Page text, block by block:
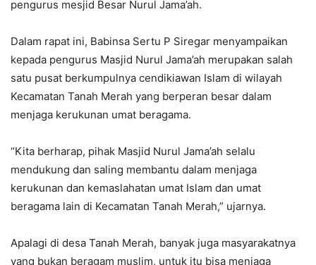
pengurus mesjid Besar Nurul Jama’ah.
Dalam rapat ini, Babinsa Sertu P Siregar menyampaikan
kepada pengurus Masjid Nurul Jama’ah merupakan salah
satu pusat berkumpulnya cendikiawan Islam di wilayah
Kecamatan Tanah Merah yang berperan besar dalam
menjaga kerukunan umat beragama.
“Kita berharap, pihak Masjid Nurul Jama’ah selalu
mendukung dan saling membantu dalam menjaga
kerukunan dan kemaslahatan umat Islam dan umat
beragama lain di Kecamatan Tanah Merah,” ujarnya.
Apalagi di desa Tanah Merah, banyak juga masyarakatnya
yang bukan beragam muslim, untuk itu bisa menjaga